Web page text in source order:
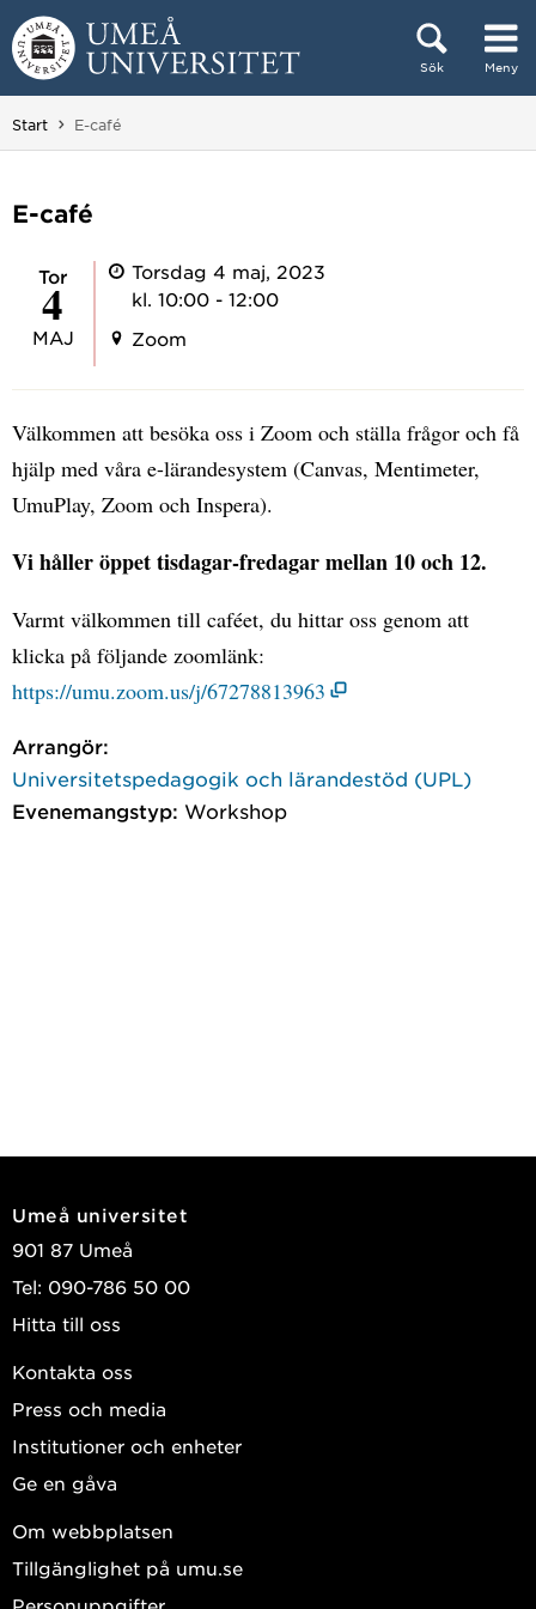
Hoppa direkt till innehållet
Sök Meny
Huvudmenyn dold.
Start Du är här:
E-café
E-café
tor
4
MAJ
Torsdag 4 maj, 2023
kl. 10:00 - 12:00
Zoom
Välkommen att besöka oss i Zoom och ställa frågor och få
hjälp med våra e-lärandesystem (Canvas, Mentimeter,
UmuPlay, Zoom och Inspera).
Vi håller öppet tisdagar-fredagar mellan 10 och 12.
Varmt välkommen till caféet, du hittar oss genom att
klicka på följande zoomlänk:
https://umu.zoom.us/j/67278813963
Arrangör:
Universitetspedagogik och lärandestöd (UPL)
Evenemangstyp: Workshop
Umeå universitet
901 87 Umeå
Tel: 090-786 50 00
Hitta till oss
Kontakta oss
Press och media
Institutioner och enheter
Ge en gåva
Om webbplatsen
Tillgänglighet på umu.se